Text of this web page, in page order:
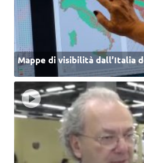
Mappe di visibilità dall’Italia